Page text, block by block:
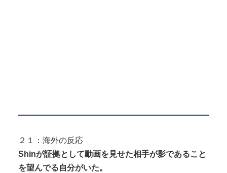
２１：海外の反応
Shinが証拠として動画を見せた相手が影であること
を望んでる自分がいた。